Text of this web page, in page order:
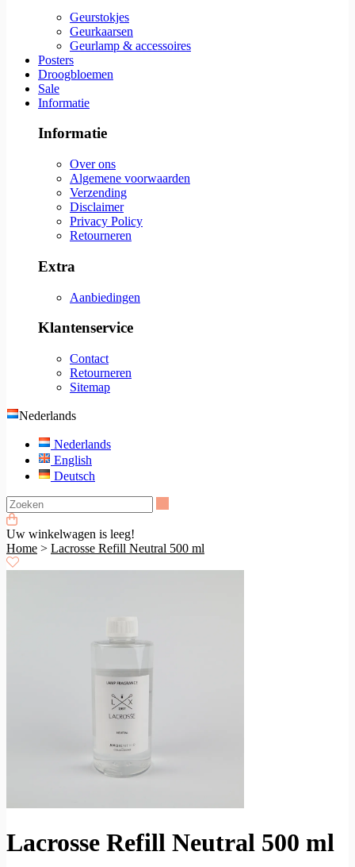
Geurstokjes
Geurkaarsen
Geurlamp & accessoires
Posters
Droogbloemen
Sale
Informatie
Informatie
Over ons
Algemene voorwaarden
Verzending
Disclaimer
Privacy Policy
Retourneren
Extra
Aanbiedingen
Klantenservice
Contact
Retourneren
Sitemap
Nederlands
Nederlands
English
Deutsch
Uw winkelwagen is leeg!
Home > Lacrosse Refill Neutral 500 ml
Lacrosse Refill Neutral 500 ml